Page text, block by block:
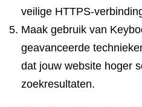
veilige HTTPS-
Maak gebruik van
geavanceerde
dat jouw website hoger
zoekresultaten.